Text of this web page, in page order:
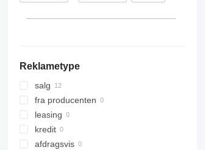
Reklametype
salg
fra producenten
leasing
kredit
afdragsvis